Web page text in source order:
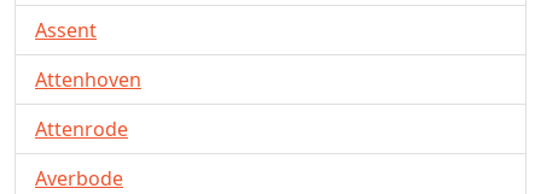
Assent
Attenhoven
Attenrode
Averbode